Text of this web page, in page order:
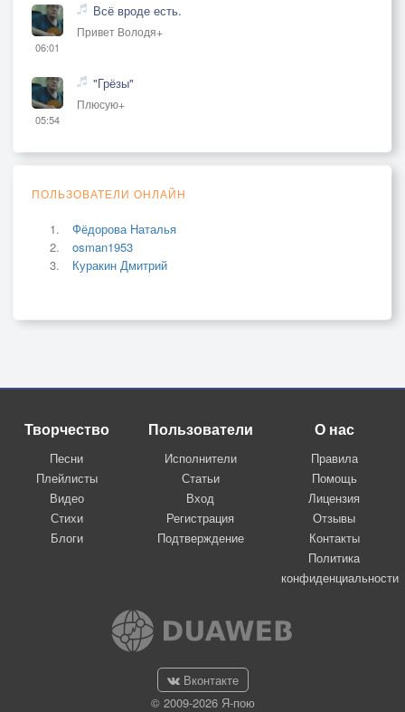
06:01
Всё вроде есть.
Привет Володя+
05:54
"Грёзы"
Плюсую+
ПОЛЬЗОВАТЕЛИ ОНЛАЙН
Фёдорова Наталья
osman1953
Куракин Дмитрий
Творчество
Песни
Плейлисты
Видео
Стихи
Блоги
Пользователи
Исполнители
Статьи
Вход
Регистрация
Подтверждение
О нас
Правила
Помощь
Лицензия
Отзывы
Контакты
Политика
конфиденциальности
Вконтакте
© 2009-2026 Я-пою